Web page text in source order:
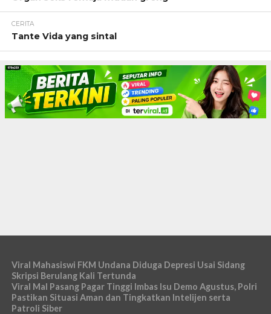
CERITA
Tante Vida yang sintal
Viral Mahasiswi FKM Undana Diduga Depresi Usai Sidang
Skripsi Berulang Kali Tertunda
Viral Mal Pasang Pagar Tinggi Imbas Isu Demo Agustus, Polri
Pastikan Situasi Aman dan Tingkatkan Intelijen serta
Patroli Siber